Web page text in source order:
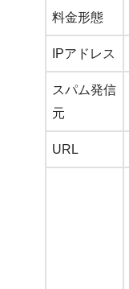
料金形態
IPアドレス
スパム発信
元
URL